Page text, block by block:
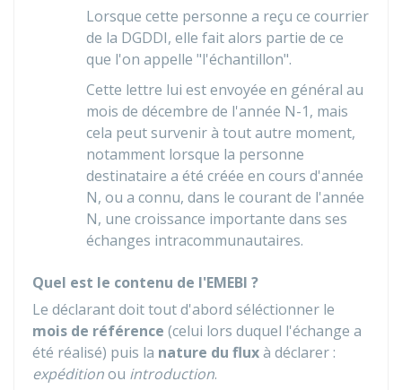
Lorsque cette personne a reçu ce courrier
de la DGDDI, elle fait alors partie de ce
que l'on appelle "l'échantillon".
Cette lettre lui est envoyée en général au
mois de décembre de l'année N-1, mais
cela peut survenir à tout autre moment,
notamment lorsque la personne
destinataire a été créée en cours d'année
N, ou a connu, dans le courant de l'année
N, une croissance importante dans ses
échanges intracommunautaires.
Quel est le contenu de l'EMEBI ?
Le déclarant doit tout d'abord séléctionner le
mois de référence (celui lors duquel l'échange a
été réalisé) puis la nature du fluxà déclarer :
expéditionou introduction.